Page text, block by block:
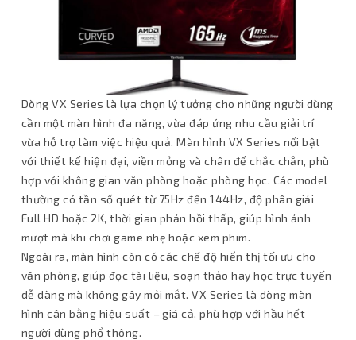
Dòng VX Series là lựa chọn lý tưởng cho những người dùng
cần một màn hình đa năng, vừa đáp ứng nhu cầu giải trí
vừa hỗ trợ làm việc hiệu quả. Màn hình VX Series nổi bật
với thiết kế hiện đại, viền mỏng và chân đế chắc chắn, phù
hợp với không gian văn phòng hoặc phòng học. Các model
thường có tần số quét từ 75Hz đến 144Hz, độ phân giải
Full HD hoặc 2K, thời gian phản hồi thấp, giúp hình ảnh
mượt mà khi chơi game nhẹ hoặc xem phim.
Ngoài ra, màn hình còn có các chế độ hiển thị tối ưu cho
văn phòng, giúp đọc tài liệu, soạn thảo hay học trực tuyến
dễ dàng mà không gây mỏi mắt. VX Series là dòng màn
hình cân bằng hiệu suất – giá cả, phù hợp với hầu hết
người dùng phổ thông.